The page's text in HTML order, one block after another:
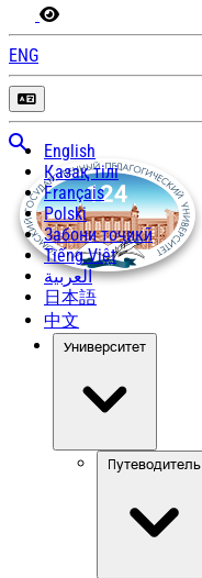
ENG
English
Қазақ тілі
Français
Polski
Забони тоҷикӣ
Tiếng Việt
العربية
日本語
中文
Университет
Путеводитель